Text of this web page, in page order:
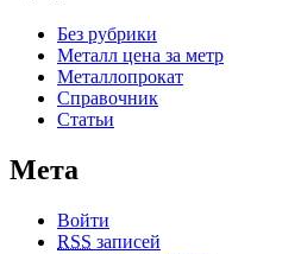
Без рубрики
Металл цена за метр
Металлопрокат
Справочник
Статьи
Мета
Войти
RSS записей